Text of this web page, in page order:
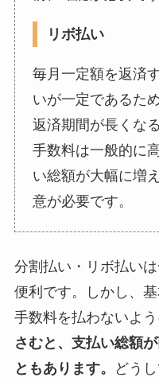
リボ払い
毎月一定額を返済
いが一定であるた
返済期間が長くな
手数料は一般的に
い総額が大幅に増
意が必要です。
分割払い・リボ払い
便利です。しかし、
手数料を払わないよう
さむと、支払い総額
ともあります。
どう